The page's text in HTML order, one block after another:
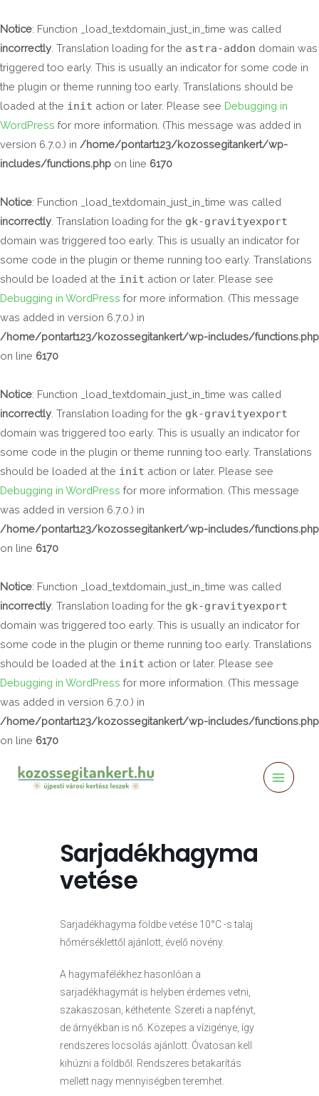
Notice: Function _load_textdomain_just_in_time was called
incorrectly . Translation loading for the astra-addon domain was
triggered too early. This is usually an indicator for some code in
the plugin or theme running too early. Translations should be
loaded at the init action or later. Please see Debugging in
WordPress for more information. (This message was added in
version 6.7.0.) in /home/pontart123/kozossegitankert/wp-
includes/functions.php on line 6170
Notice: Function _load_textdomain_just_in_time was called
incorrectly . Translation loading for the gk-gravityexport
domain was triggered too early. This is usually an indicator for
some code in the plugin or theme running too early. Translations
should be loaded at the init action or later. Please see
Debugging in WordPress for more information. (This message
was added in version 6.7.0.) in
/home/pontart123/kozossegitankert/wp-includes/functions.php
on line 6170
Notice: Function _load_textdomain_just_in_time was called
incorrectly . Translation loading for the gk-gravityexport
domain was triggered too early. This is usually an indicator for
some code in the plugin or theme running too early. Translations
should be loaded at the init action or later. Please see
Debugging in WordPress for more information. (This message
was added in version 6.7.0.) in
/home/pontart123/kozossegitankert/wp-includes/functions.php
on line 6170
Notice: Function _load_textdomain_just_in_time was called
incorrectly . Translation loading for the gk-gravityexport
domain was triggered too early. This is usually an indicator for
some code in the plugin or theme running too early. Translations
should be loaded at the init action or later. Please see
Debugging in WordPress for more information. (This message
was added in version 6.7.0.) in
/home/pontart123/kozossegitankert/wp-includes/functions.php
on line 6170
to
content
Main
Menu
Sarjadékhagyma
vetése
Sarjadékhagyma földbe vetése 10°C -s talaj
hőmérséklettől ajánlott, évelő növény.
A hagymafélékhez hasonlóan a
sarjadékhagymát is helyben érdemes vetni,
szakaszosan, kéthetente. Szereti a napfényt,
de árnyékban is nő. Közepes a vízigénye, így
rendszeres locsolás ajánlott. Óvatosan kell
kihúzni a földből. Rendszeres betakarítás
mellett nagy mennyiségben teremhet.